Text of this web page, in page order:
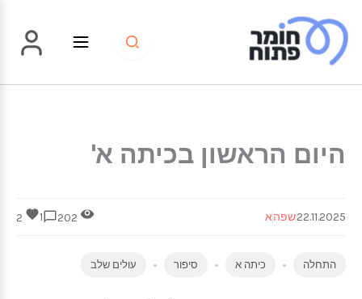
לתוכן
היום הראשון בכיתה א'
22.11.2025שפהא 1
התחלה כיתה א סיפור עולים שלב